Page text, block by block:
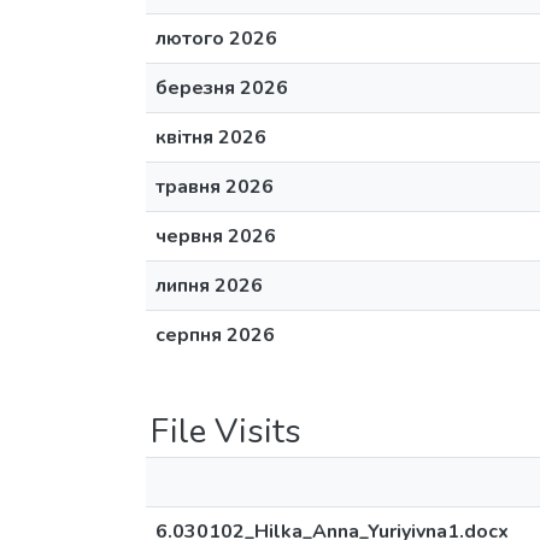
лютого 2026
березня 2026
квітня 2026
травня 2026
червня 2026
липня 2026
серпня 2026
File Visits
6.030102_Hilka_Anna_Yuriyivna1.docx